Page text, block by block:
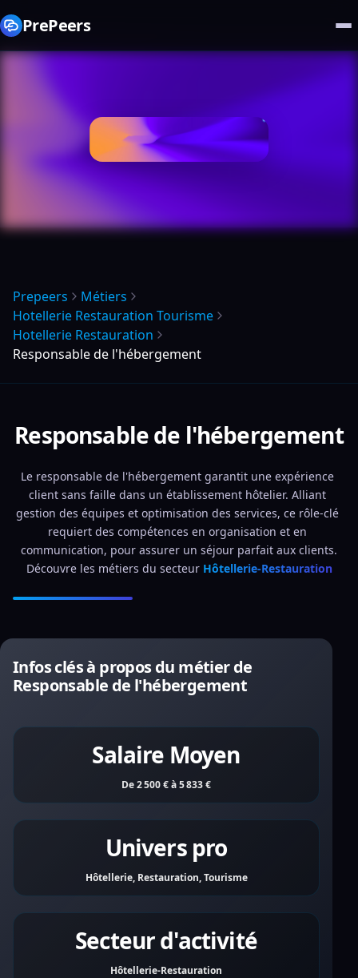
PrePeers
Prepeers
Métiers
Hotellerie Restauration Tourisme
Hotellerie Restauration
Responsable de l'hébergement
Responsable de l'hébergement
Le responsable de l'hébergement garantit une expérience
client sans faille dans un établissement hôtelier. Alliant
gestion des équipes et optimisation des services, ce rôle-clé
requiert des compétences en organisation et en
communication, pour assurer un séjour parfait aux clients.
Découvre les métiers du secteur Hôtellerie-Restauration
Infos clés à propos du métier de
Responsable de l'hébergement
Salaire Moyen
De 2 500 € à 5 833 €
Univers pro
Hôtellerie, Restauration, Tourisme
Secteur d'activité
Hôtellerie-Restauration